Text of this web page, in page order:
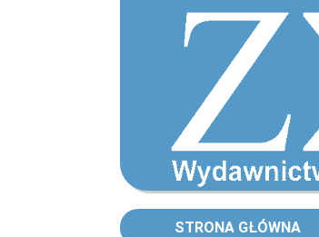
STRONA GŁÓWNA